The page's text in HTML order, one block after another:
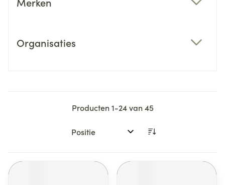
Organisaties
Producten1-24van45
Sorteer op: